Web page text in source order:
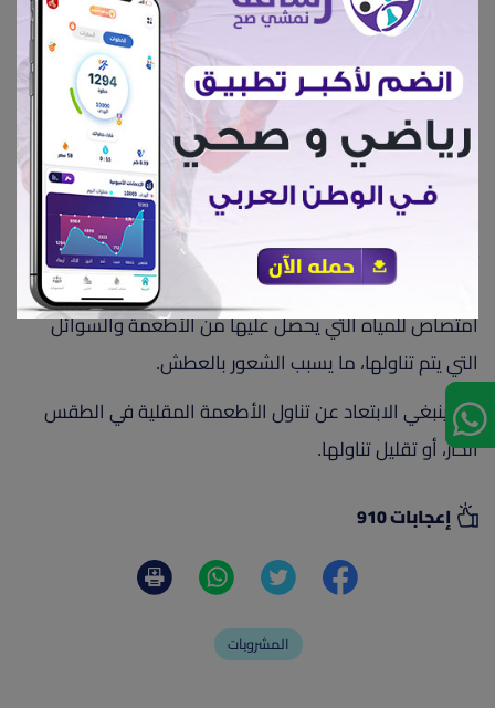
الإنزيم وتقلل من سعة تخزين المياه في الجسم، والتي تعد
ضرورية لاستقلاب السكر الإضافي الموجود في النظام
الغذائي.
ومن أبرز المشروبات السكرية، مشروبات الطاقة والمشروبات
الغازية والمشروبات الرياضية، لذا، يجب الحد من استهلاكها،
لتجنب الإصابة بالجفاف، خاصة في الطقس الحار.
تقف الأطعمة المقلية حائلًا أمام امتصاص الجسم من
امتصاص للمياه التي يحصل عليها من الأطعمة والسوائل
التي يتم تناولها، ما يسبب الشعور بالعطش.
لذا، ينبغي الابتعاد عن تناول الأطعمة المقلية في الطقس
الحار، أو تقليل تناولها.
إعجابات 910
المشروبات